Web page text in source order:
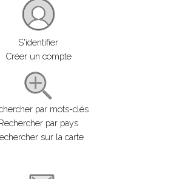
S'identifier
Créer un compte
par mots-clés
par pays
sur la carte